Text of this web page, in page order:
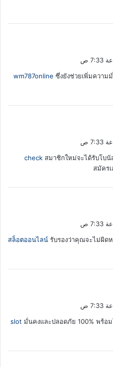
wm787online ซึ่งยังช่วยเพิ่มความ
check สมาชิกใหม่จะได้รับโบนั
สมัคร
สล็อตออนไลน์ รับรองว่าคุณจะไม่ผิดห
slot มั่นคงและปลอดภัย 100% พร้อม